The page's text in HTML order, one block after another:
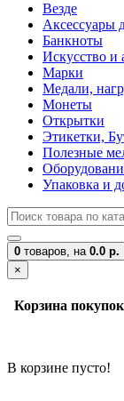
Везде
Аксессуары
Банкноты
Искусство и
Марки
Медали,
Монеты
Открытки
Этикетки,
Полезные
Упаковка и
0 товаров, на 0.0 р.
×
Корзина покупок
В корзине пусто!